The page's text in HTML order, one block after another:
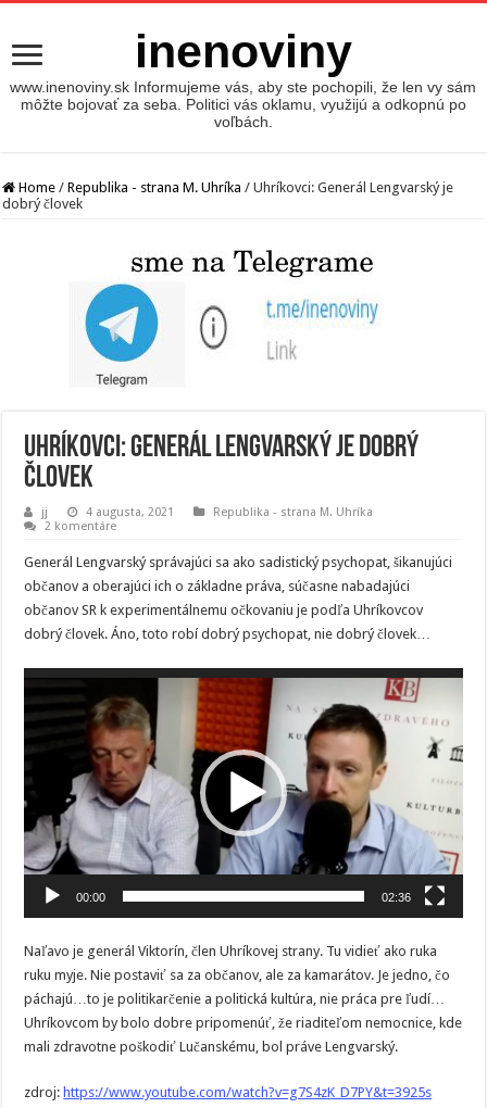
inenoviny
www.inenoviny.sk Informujeme vás, aby ste pochopili, že len vy sám
môžte bojovať za seba. Politici vás oklamu, využijú a odkopnú po
voľbách.
Home / Republika - strana M. Uhríka / Uhríkovci: Generál Lengvarský je
dobrý človek
Uhríkovci: Generál Lengvarský je dobrý
človek
jj 4 augusta, 2021
Republika - strana M. Uhríka
2 komentáre
Generál Lengvarský správajúci sa ako sadistický psychopat, šikanujúci
občanov a oberajúci ich o základne práva, súčasne nabadajúci
občanov SR k experimentálnemu očkovaniu je podľa Uhríkovcov
dobrý človek. Áno, toto robí dobrý psychopat, nie dobrý človek…
Video
prehrávač
00:00 02:36
Naľavo je generál Viktorín, člen Uhríkovej strany. Tu vidieť ako ruka
ruku myje. Nie postaviť sa za občanov, ale za kamarátov. Je jedno, čo
páchajú…to je politikarčenie a politická kultúra, nie práca pre ľudí…
Uhríkovcom by bolo dobre pripomenúť, že riaditeľom nemocnice, kde
mali zdravotne poškodiť Lučanskému, bol práve Lengvarský.
zdroj: https://www.youtube.com/watch?v=g7S4zK_D7PY&t=3925s